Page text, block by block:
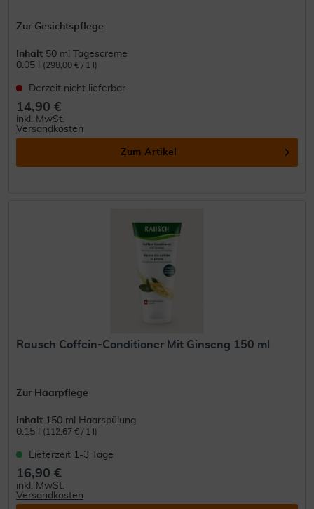
Zur Gesichtspflege
Inhalt 50 ml Tagescreme
0.05 l
(298,00 € / 1 l)
Derzeit nicht lieferbar
14,90 €
inkl. MwSt.
Versandkosten
Zum Artikel
Rausch Coffein-Conditioner Mit Ginseng 150 ml
Zur Haarpflege
Inhalt 150 ml Haarspülung
0.15 l
(112,67 € / 1 l)
Lieferzeit 1-3 Tage
16,90 €
inkl. MwSt.
Versandkosten